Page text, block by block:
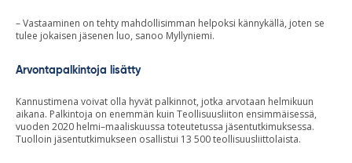
– Vastaaminen on tehty mahdollisimman helpoksi kännykällä, joten se
tulee jokaisen jäsenen luo, sanoo Myllyniemi.
Arvontapalkintoja lisätty
Kannustimena voivat olla hyvät palkinnot, jotka arvotaan helmikuun
aikana. Palkintoja on enemmän kuin Teollisuusliiton ensimmäisessä,
vuoden 2020 helmi–maaliskuussa toteutetussa jäsentutkimuksessa.
Tuolloin jäsentutkimukseen osallistui 13 500 teollisuusliittolaista.